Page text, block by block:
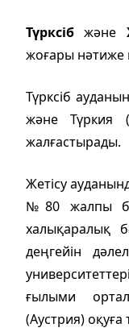
Түрксіб және
жоғары нәтиже
Түрксіб
және Түркия
жалғастырады.
Жетісу
№80 жалпы
халықаралық
деңгейін
ғылыми
(Аустрия) оқуға